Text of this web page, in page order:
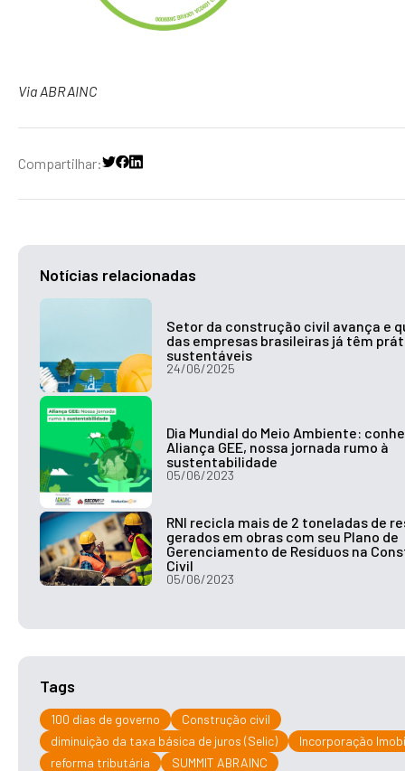
ViaABRAINC
Compartilhar:
Notícias relacionadas
Setor da construção civil avança e
das empresas brasileiras já têm
sustentáveis
24/06/2025
Dia Mundial do Meio Ambiente:
Aliança GEE, nossa jornada rumo à
sustentabilidade
05/06/2023
RNI recicla mais de 2 toneladas de
gerados em obras com seu Plano de
Gerenciamento de Resíduos na
Civil
05/06/2023
Tags
100 dias de governo
Construção civil
diminuição da taxa básica de juros (Selic)
Incorporação
reforma tributária
SUMMIT ABRAINC